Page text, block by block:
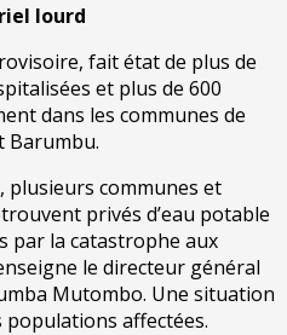
lourd
fait état de plus de
et plus de 600
dans les communes de
Barumbu.
plusieurs communes et
privés d’eau potable
par la catastrophe aux
le directeur général
Mutombo. Une situation
populations affectées.​